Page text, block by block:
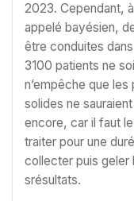
2023. Cependant,
appelé bayésien,
être conduites
3100 patients ne
n’empêche que
solides ne
encore, car il faut
traiter pour une
collecter puis geler
srésultats.